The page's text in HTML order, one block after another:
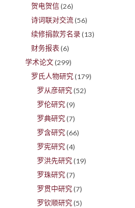
贺电贺信 (26)
诗词联对交流 (56)
续修捐款芳名录 (13)
财务报表 (6)
学术论文 (299)
罗氏人物研究 (179)
罗从彦研究 (52)
罗伦研究 (9)
罗典研究 (7)
罗含研究 (66)
罗宪研究 (4)
罗洪先研究 (19)
罗珠研究 (7)
罗贯中研究 (7)
罗钦顺研究 (5)